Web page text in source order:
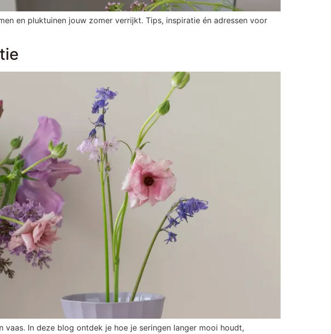
en pluktuinen jouw zomer verrijkt. Tips, inspiratie én adressen voor
In deze blog ontdek je hoe je seringen langer mooi houdt,